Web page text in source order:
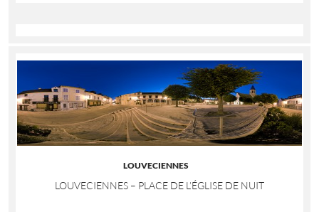
LOUVECIENNES
LOUVECIENNES – PLACE DE L’ÉGLISE DE NUIT